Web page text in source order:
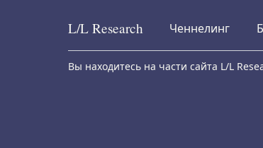
Skip to content
L/L Research Ченнелинг
Вы находитесь на части сайта L/L